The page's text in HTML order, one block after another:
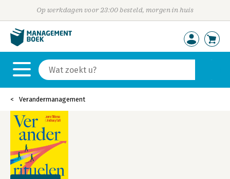
Op werkdagen voor 23:00 besteld, morgen in huis
Verandermanagement